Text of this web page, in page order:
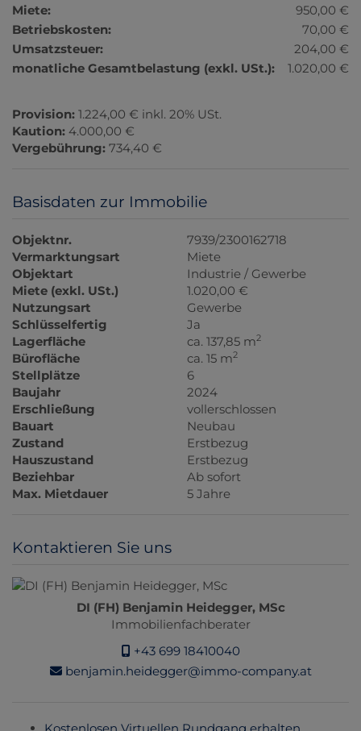
Miete:
950,00 €
Betriebskosten:
70,00 €
Umsatzsteuer:
204,00 €
monatliche Gesamtbelastung (exkl. USt.):
1.020,00 €
Provision: 1.224,00 € inkl. 20% USt.
Kaution: 4.000,00 €
Vergebührung: 734,40 €
Basisdaten zur Immobilie
Objektnr.
7939/2300162718
Vermarktungsart
Miete
Objektart
Industrie / Gewerbe
Miete (exkl. USt.)
1.020,00 €
Nutzungsart
Gewerbe
Schlüsselfertig
Ja
Lagerfläche
ca. 137,85 m2
Bürofläche ca. 15 m2
Stellplätze
6
Baujahr
2024
Erschließung
vollerschlossen
Bauart
Neubau
Zustand
Erstbezug
Hauszustand
Erstbezug
Beziehbar
Ab sofort
Max. Mietdauer
5 Jahre
Kontaktieren Sie uns
DI (FH) Benjamin Heidegger, MSc
Immobilienfachberater
+43 699 18410040
benjamin.heidegger@immo-company.at
Kostenlosen Virtuellen Rundgang erhalten